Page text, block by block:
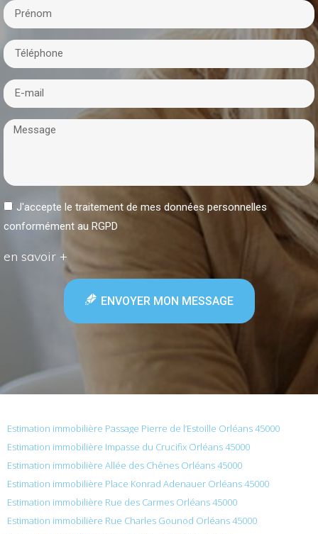
J'accepte le traitement de mes données personnelles
conformément au RGPD
en savoir +
ENVOYER MON MESSAGE
Estimation immobilière Passage Pierre de l’Estoille Orléans 45000
Estimation immobilière Impasse du Crucifix Orléans 45000
Estimation immobilière Allée des Chênes Orléans 45000
Estimation immobilière Place Konrad Adenauer Orléans 45000
Estimation immobilière Rue des Carmes Orléans 45000
Estimation immobilière Rue Charles Gounod Orléans 45000